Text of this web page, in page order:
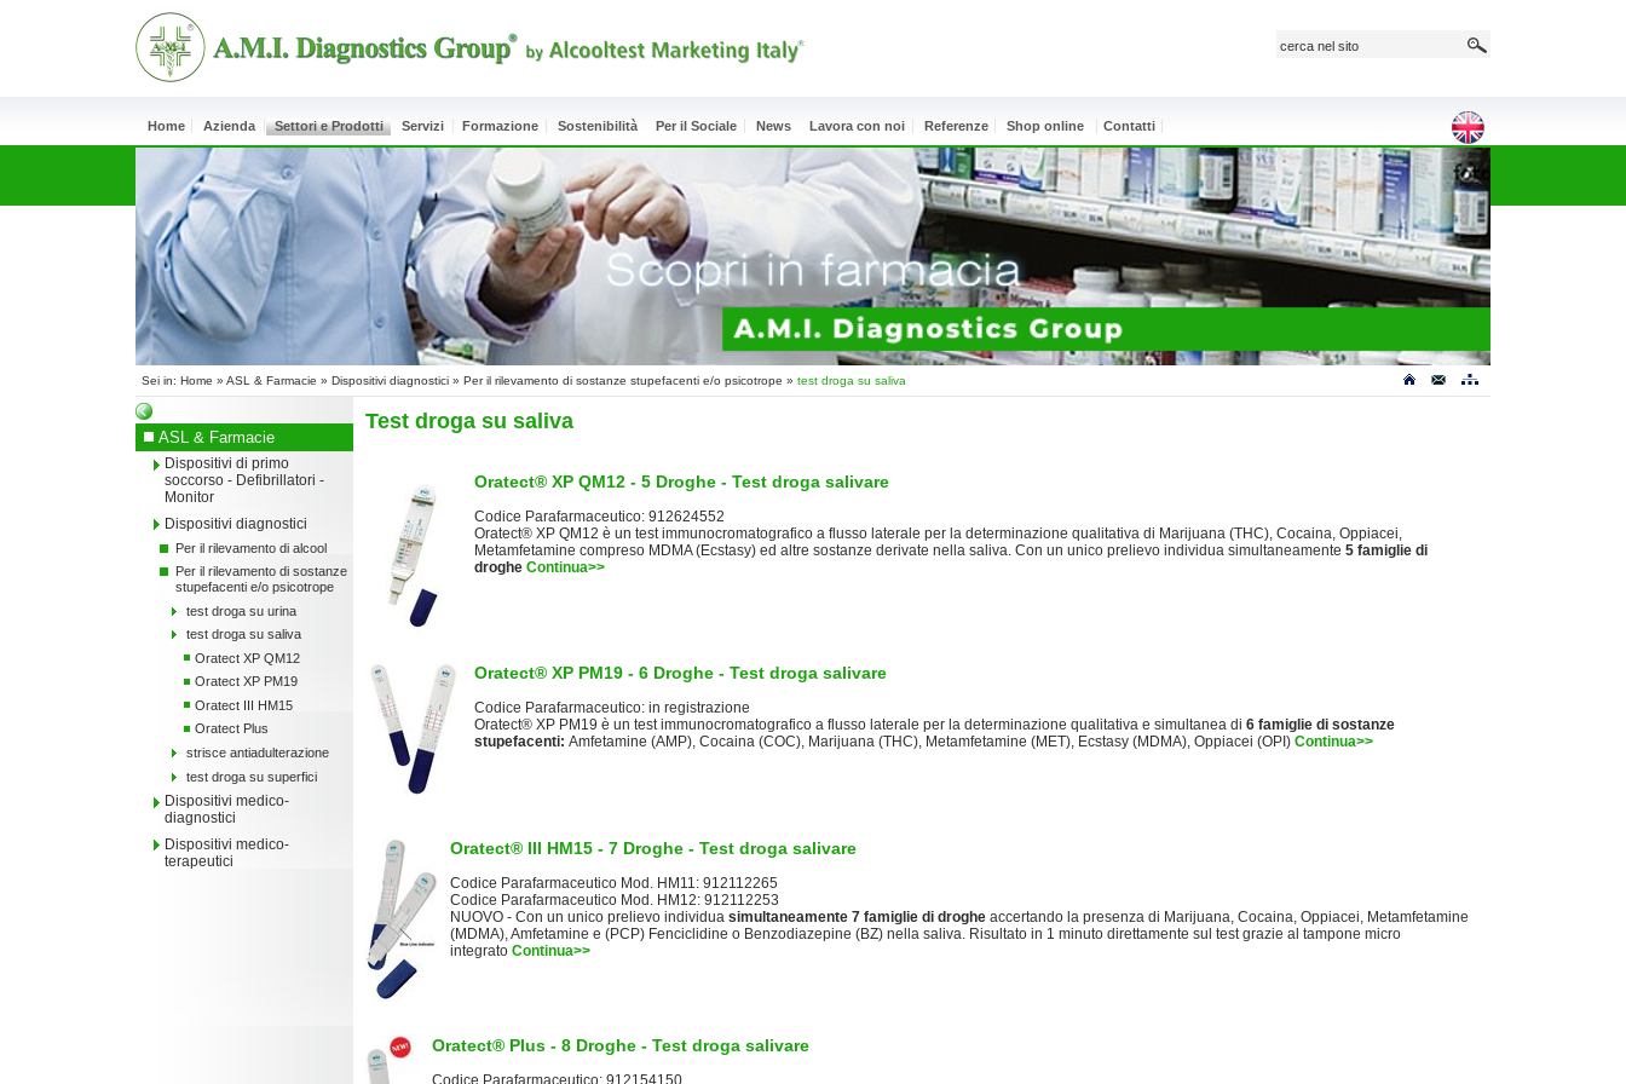
Home Azienda Settori e Prodotti Servizi Formazione Sostenibilità Per il Sociale News Lavora con noi Referenze Shop online Contatti
Sei in: Home » ASL & Farmacie » Dispositivi diagnostici » Per il rilevamento di sostanze stupefacenti e/o psicotrope » test droga su saliva
ASL & Farmacie
Dispositivi di primo
soccorso - Defibrillatori -
Monitor
Dispositivi diagnostici
Per il rilevamento di alcool
Per il rilevamento di sostanze
stupefacenti e/o psicotrope
test droga su urina
test droga su saliva
Oratect XP QM12
Oratect XP PM19
Oratect III HM15
Oratect Plus
strisce antiadulterazione
test droga su superfici
Dispositivi medico-
diagnostici
Dispositivi medico-
terapeutici
Test droga su saliva
Oratect® XP QM12 - 5 Droghe - Test droga salivare
Codice Parafarmaceutico: 912624552
Oratect® XP QM12 è un test immunocromatografico a flusso laterale per la determinazione qualitativa di Marijuana (THC), Cocaina, Oppiacei,
Metamfetamine compreso MDMA (Ecstasy) ed altre sostanze derivate nella saliva. Con un unico prelievo individua simultaneamente 5 famiglie di
droghe Continua>>
Oratect® XP PM19 - 6 Droghe - Test droga salivare
Codice Parafarmaceutico: in registrazione
Oratect® XP PM19 è un test immunocromatografico a flusso laterale per la determinazione qualitativa e simultanea di 6 famiglie di sostanze
stupefacenti: Amfetamine (AMP), Cocaina (COC), Marijuana (THC), Metamfetamine (MET), Ecstasy (MDMA), Oppiacei (OPI) Continua>>
Oratect® III HM15 - 7 Droghe - Test droga salivare
Codice Parafarmaceutico Mod. HM11: 912112265
Codice Parafarmaceutico Mod. HM12: 912112253
NUOVO - Con un unico prelievo individua simultaneamente 7 famiglie di droghe accertando la presenza di Marijuana, Cocaina, Oppiacei, Metamfetamine
(MDMA), Amfetamine e (PCP) Fenciclidine o Benzodiazepine (BZ) nella saliva. Risultato in 1 minuto direttamente sul test grazie al tampone micro
integrato Continua>>
Oratect® Plus - 8 Droghe - Test droga salivare
Codice Parafarmaceutico: 912154150